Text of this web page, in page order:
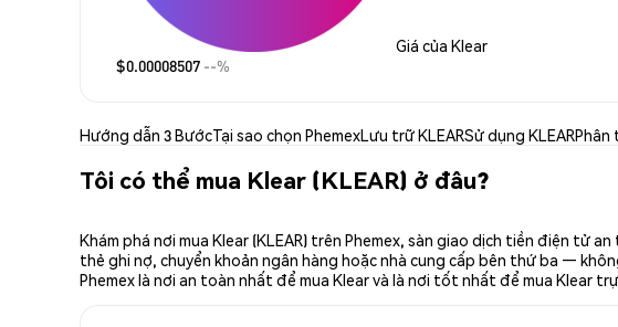
Giá của Klear
$0.00008507 --%
Hướng dẫn 3 BướcTại sao chọn PhemexLưu trữ KLEARSử dụng KLEARPhân
Tôi có thể mua Klear (KLEAR) ở đâu?
Khám phá nơi mua Klear (KLEAR) trên Phemex, sàn giao dịch tiền điện tử
thẻ ghi nợ, chuyển khoản ngân hàng hoặc nhà cung cấp bên thứ ba —
Phemex là nơi an toàn nhất để mua Klear và là nơi tốt nhất để mua Klear